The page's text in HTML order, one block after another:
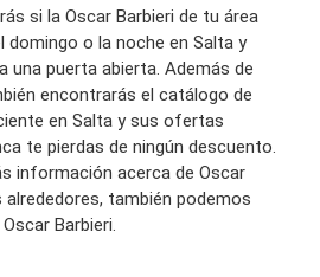
si la Oscar Barbieri de tu área
domingo o la noche en Salta y
una puerta abierta. Además de
encontrarás el catálogo de
en Salta y sus ofertas
te pierdas de ningún descuento.
información acerca de Oscar
alrededores, también podemos
Barbieri.